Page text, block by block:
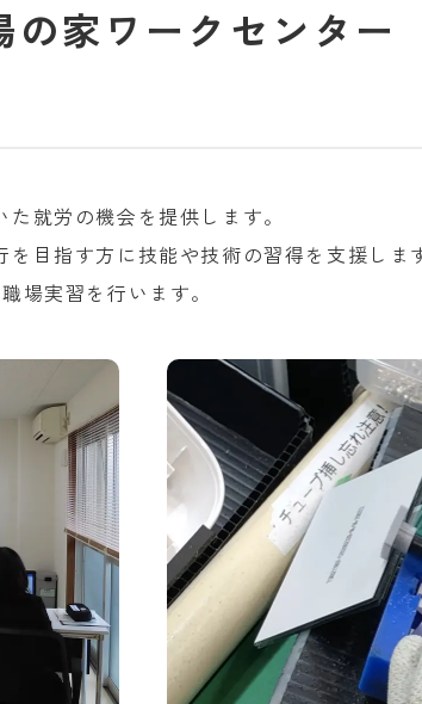
の家ワークセンタ
就労の機会を提供します。
目指す方に技能や技術の習得を支援しま
場実習を行います。